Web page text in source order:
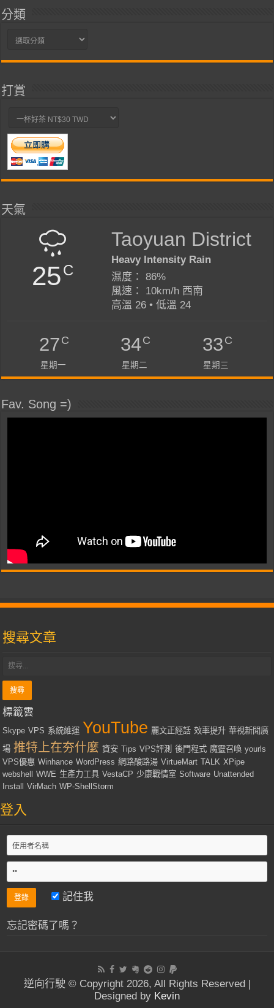
分類
分
打賞
天氣
25C
Taoyuan District
Heavy Intensity Rain
濕度： 86%
風速： 10km/h 西南
高溫 26 • 低溫 24
27C
星期一
34C
星期二
33C
星期三
Fav. Song =)
搜尋文章
標籤雲
Skype VPS 系統維運 YouTube 麗文正經話 效率提升 華視新聞廣
場 推特上在夯什麼 資安 Tips VPS評測 後門程式 魔靈召喚 yourls
VPS優惠 Winhance WordPress 網路酸路湯 VirtueMart TALK XPipe
webshell
WWE 生產力工具 VestaCP 少康戰情室 Software Unattended
Install
VirMach WP-ShellStorm
登入
記住我
忘記密碼了嗎？
逆向行駛 © Copyright 2026, All Rights Reserved |
Designed by Kevin